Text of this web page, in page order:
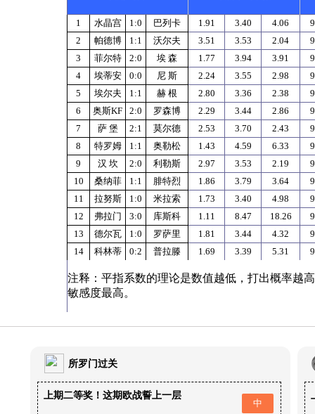
1 水晶宫 1:0 巴列卡 1.91 3.40 4.06
2
帕德博 1:1 沃尔夫 3.51 3.53 2.04
3
菲尔特 2:0 埃 森 1.77 3.94 3.91
4
埃蒂安 0:0 尼 斯 2.24 3.55 2.98
5
埃尔夫 1:1 赫 根 2.80 3.36 2.38
6
奥斯KF 2:0 罗森博 2.29 3.44 2.86
7
萨 堡 2:1 莫尔德 2.53 3.70 2.43
8
特罗姆 1:1 奥勒松 1.43 4.59 6.33
9
汉 坎 2:0 利勒斯 2.97 3.53 2.19
10
桑纳菲 1:1 腓特烈 1.86 3.79 3.64
11
拉努斯 1:0 米拉索 1.73 3.40 4.98
12
弗拉门 3:0 库斯科 1.11 8.47 18.26
13
德尔瓦 1:0 罗萨里 1.81 3.44 4.32
14
科林蒂 0:2 普拉滕 1.69 3.39 5.31
注释：平指系数的理论是数值越低，打出概率越
敏感度最高。
所罗门过关
上期二等奖！这期欧战誓上一层
中